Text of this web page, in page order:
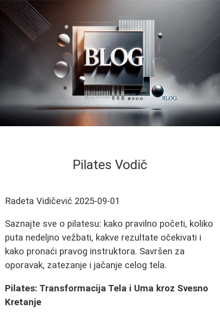
Pilates Vodič
Radeta Vidičević 2025-09-01
Saznajte sve o pilatesu: kako pravilno početi, koliko
puta nedeljno vežbati, kakve rezultate očekivati i
kako pronaći pravog instruktora. Savršen za
oporavak, zatezanje i jačanje celog tela.
Pilates: Transformacija Tela i Uma kroz Svesno
Kretanje